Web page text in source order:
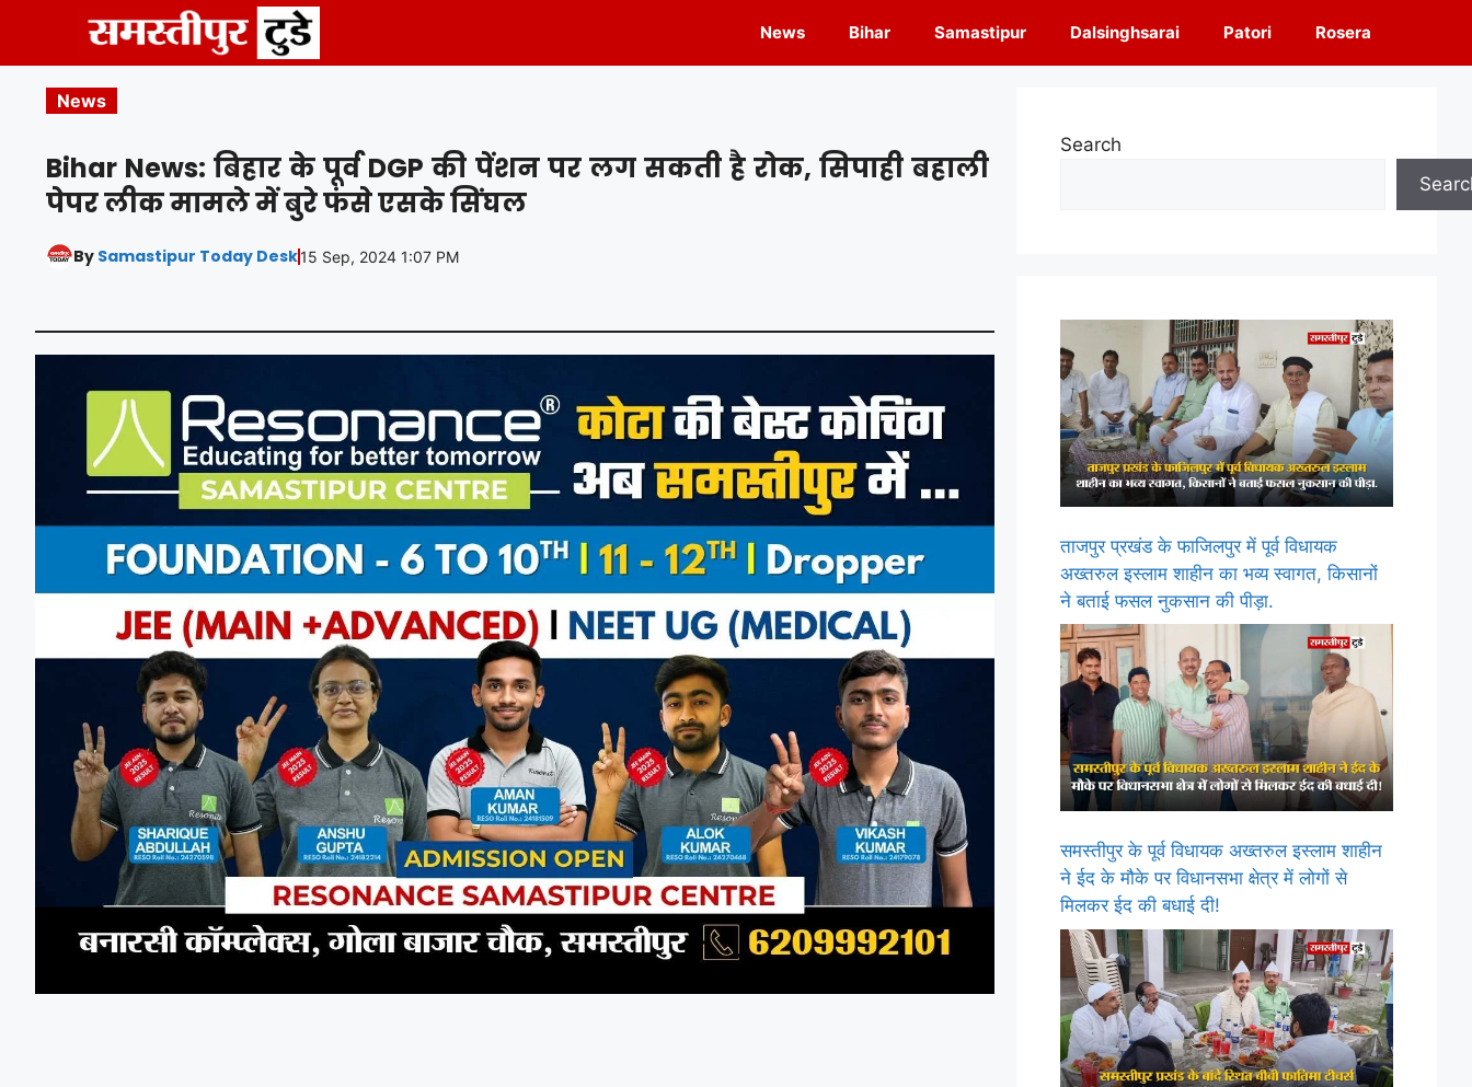
content
News Bihar Samastipur Dalsinghsarai Patori Rosera
News
Bihar News: बिहार के पूर्व DGP की पेंशन पर लग सकती है रोक, सिपाही बहाली
पेपर लीक मामले में बुरे फंसे एसके सिंघल
By Samastipur Today Desk15 Sep, 2024 1:07 PM
Search
ताजपुर प्रखंड के फाजिलपुर में पूर्व विधायक
अख्तरुल इस्लाम शाहीन का भव्य स्वागत, किसानों
ने बताई फसल नुकसान की पीड़ा.
समस्तीपुर के पूर्व विधायक अख्तरुल इस्लाम शाहीन
ने ईद के मौके पर विधानसभा क्षेत्र में लोगों से
मिलकर ईद की बधाई दी!